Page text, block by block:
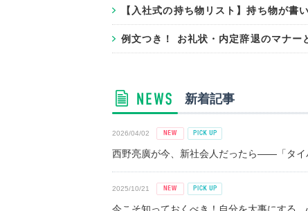
【入社式の持ち物リスト】持ち物が書
例文つき！ お礼状・内定辞退のマナー
新着記事
2026/04/02
西野亮廣が今、新社会人だったら――「タイ
2025/10/21